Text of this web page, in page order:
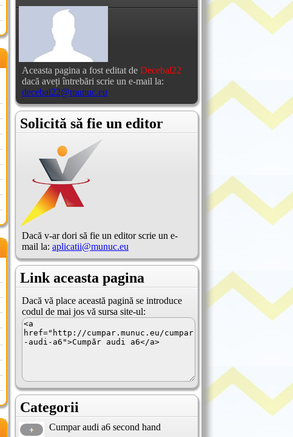
Aceasta pagina a fost editat de Decebal22
dacă aveți întrebări scrie un e-mail la:
decebal22@munuc.eu
Solicită să fie un editor
Dacă v-ar dori să fie un editor scrie un e-
mail la: aplicatii@munuc.eu
Link aceasta pagina
Dacă vă place această pagină se introduce
codul de mai jos vă sursa site-ul:
Categorii
Cumpar audi a6 second hand